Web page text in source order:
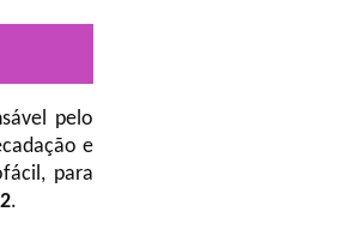
pelo
e
para
.